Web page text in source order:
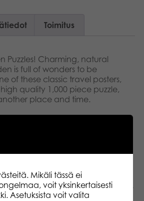
Toimitus
Puzzles! Charming, natural
is full of wonders to be
of these classic travel posters,
quality 1,000 piece puzzle,
place and time.
Tactic Puzzle Lovers
Dutch Window and Doors
1000 palan palapeli
Mikäli tässä ei
voit yksinkertaisesti
Asetuksista voit valita